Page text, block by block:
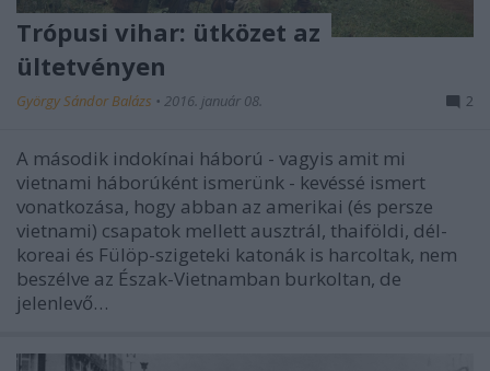
Trópusi vihar: ütközet az
ültetvényen
György Sándor Balázs • 2016. január 08. 2
A második indokínai háború - vagyis amit mi
vietnami háborúként ismerünk - kevéssé ismert
vonatkozása, hogy abban az amerikai (és persze
vietnami) csapatok mellett ausztrál, thaiföldi, dél-
koreai és Fülöp-szigeteki katonák is harcoltak, nem
beszélve az Észak-Vietnamban burkoltan, de
jelenlevő…